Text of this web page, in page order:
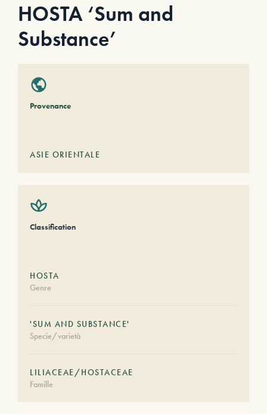
HOSTA ‘Sum and
Substance’
Provenance
ASIE ORIENTALE
Classification
HOSTA
Genre
'SUM AND SUBSTANCE'
Specie/varietà
LILIACEAE/HOSTACEAE
Famille